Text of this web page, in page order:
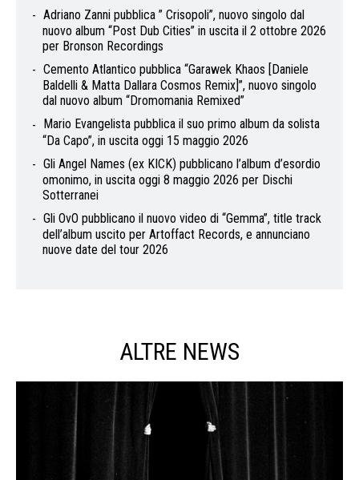
Adriano Zanni pubblica ” Crisopoli”, nuovo singolo dal
nuovo album “Post Dub Cities” in uscita il 2 ottobre 2026
per Bronson Recordings
Cemento Atlantico pubblica “Garawek Khaos [Daniele
Baldelli & Matta Dallara Cosmos Remix]”, nuovo singolo
dal nuovo album “Dromomania Remixed”
Mario Evangelista pubblica il suo primo album da solista
“Da Capo”, in uscita oggi 15 maggio 2026
Gli Angel Names (ex KICK) pubblicano l’album d’esordio
omonimo, in uscita oggi 8 maggio 2026 per Dischi
Sotterranei
Gli OvO pubblicano il nuovo video di “Gemma”, title track
dell’album uscito per Artoffact Records, e annunciano
nuove date del tour 2026
ALTRE NEWS